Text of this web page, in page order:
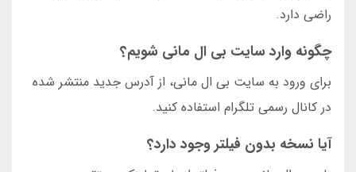
راضی دارد.
چگونه وارد سایت بی ال مانی شویم؟
برای ورود به سایت بی ال مانی، از آدرس جدید منتشر شده
در کانال رسمی تلگرام استفاده کنید.
آیا نسخه بدون فیلتر وجود دارد؟